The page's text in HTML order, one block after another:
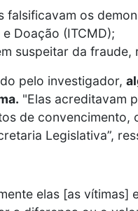
falsificavam os
Doação (ITCMD);
suspeitar da
pelo investigador,
"Elas acreditavam
de
Legislativa”,
elas [as vítimas]